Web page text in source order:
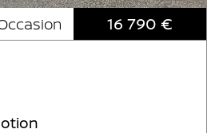
16 790 €